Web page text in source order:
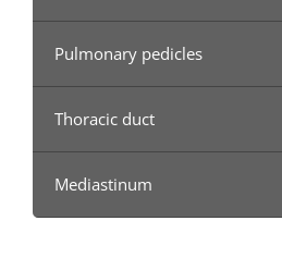
Pulmonary pedicles
Thoracic duct
Mediastinum